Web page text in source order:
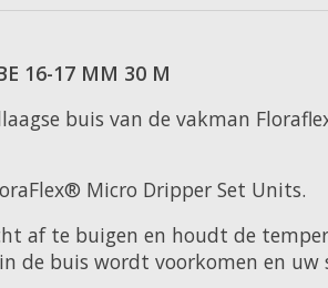
16-17 MM 30 M
buis van de vakman
Micro Dripper Set Units.
af te buigen en houdt de
de buis wordt voorkomen en uw